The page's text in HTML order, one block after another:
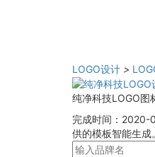
LOGO设计 >
纯净科技LOGO图
完成时间：2020-
供的模板智能生成